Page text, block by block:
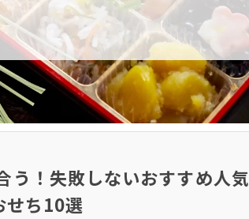
う！失敗しないおすすめ人気
せち10選